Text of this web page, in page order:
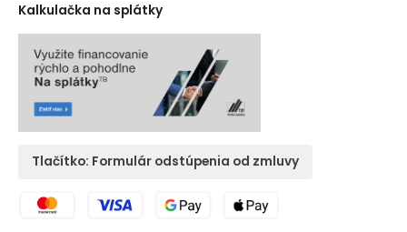
Kalkulačka na splátky
Tlačítko: Formulár odstúpenia od zmluvy